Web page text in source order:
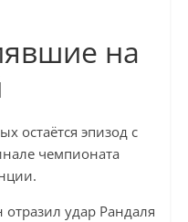
на
остаётся эпизод с
чемпионата
удар Рандаля